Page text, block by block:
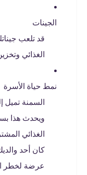
الجينات
قد تلعب
الغذائي
نمط حياة الأسرة
السمنة تميل
ويحدث هذا
الغذائي
كان أحد
عرضة لخطر